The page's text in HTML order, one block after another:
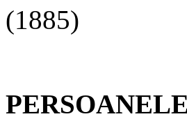
(1885)
PERSOANELE